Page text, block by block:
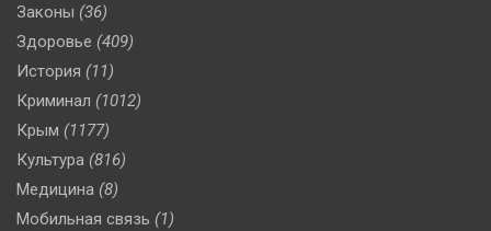
Законы (36)
Здоровье (409)
История (11)
Криминал (1012)
Крым (1177)
Культура (816)
Медицина (8)
Мобильная связь (1)